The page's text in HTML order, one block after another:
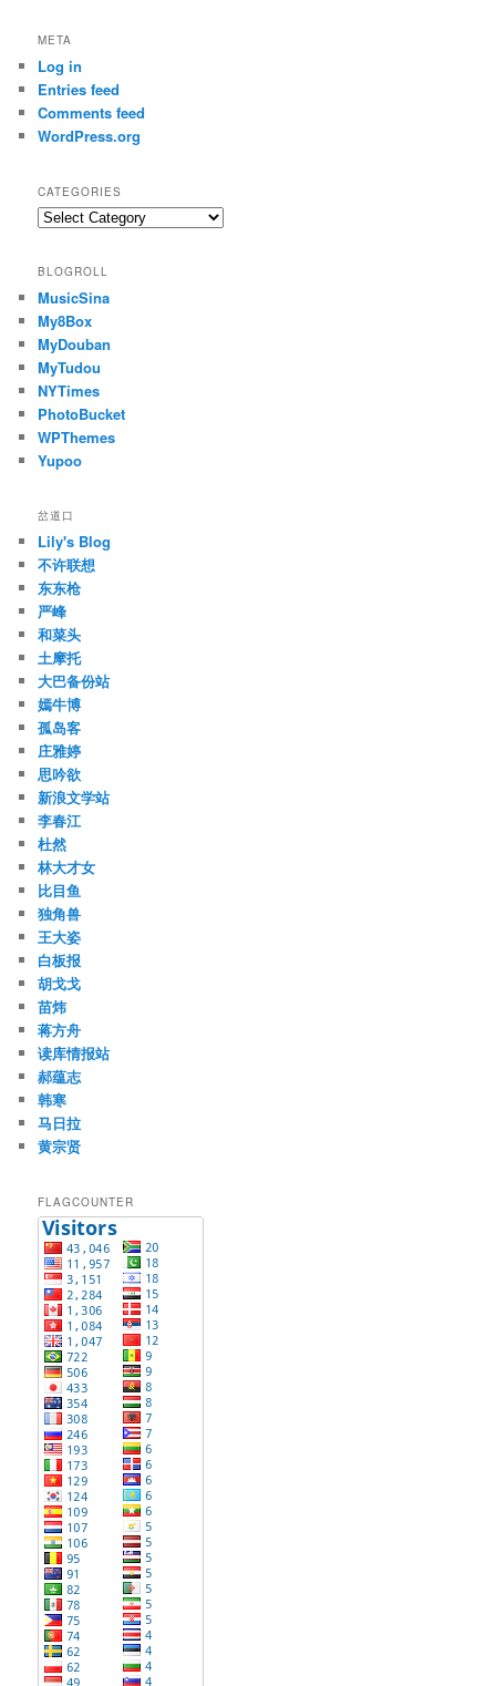
META
Log in
Entries feed
Comments feed
WordPress.org
CATEGORIES
Categories
BLOGROLL
MusicSina
My8Box
MyDouban
MyTudou
NYTimes
PhotoBucket
WPThemes
Yupoo
岔道口
Lily's Blog
不许联想
东东枪
严峰
和菜头
土摩托
大巴备份站
嫣牛博
孤岛客
庄雅婷
思吟欲
新浪文学站
李春江
杜然
林大才女
比目鱼
独角兽
王大姿
白板报
胡戈戈
苗炜
蒋方舟
读库情报站
郝蕴志
韩寒
马日拉
黄宗贤
FLAGCOUNTER